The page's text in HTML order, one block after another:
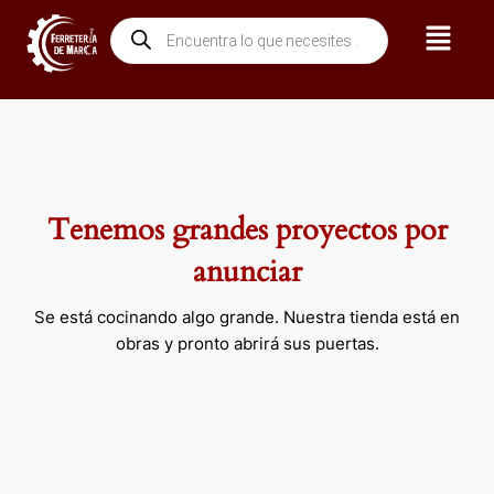
contenido
Búsqueda
de
productos
Menú
Tenemos grandes proyectos por
anunciar
Se está cocinando algo grande. Nuestra tienda está en
obras y pronto abrirá sus puertas.